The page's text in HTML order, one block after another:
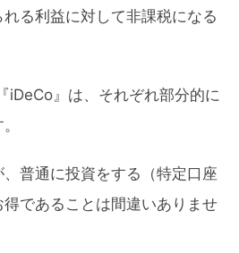
る利益に対して非課税になる
iDeCo』は、それぞれ部分的に
普通に投資をする（特定口座
であることは間違いありませ